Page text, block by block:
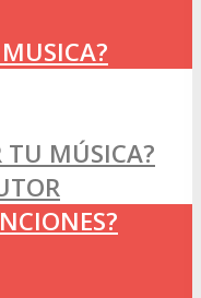
TU MÚSICA?